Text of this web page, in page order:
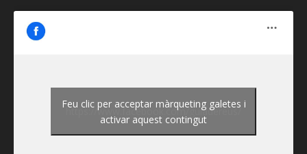
https://www.facebook.com/guiadereus/
Feu clic per acceptar màrqueting galetes i
activar aquest contingut